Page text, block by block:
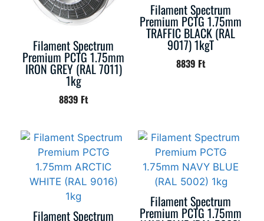
Filament Spectrum
Premium PCTG 1.75mm
IRON GREY (RAL 7011)
1kg
8839 Ft
Filament Spectrum
Premium PCTG 1.75mm
TRAFFIC BLACK (RAL
9017) 1kgT
8839 Ft
Filament Spectrum
Filament Spectrum
Premium PCTG 1.75mm